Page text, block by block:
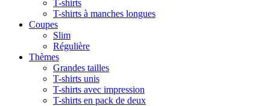
T-shirts
T-shirts à manches longues
Coupes
Slim
Régulière
Thèmes
Grandes tailles
T-shirts unis
T-shirts avec impression
T-shirts en pack de deux